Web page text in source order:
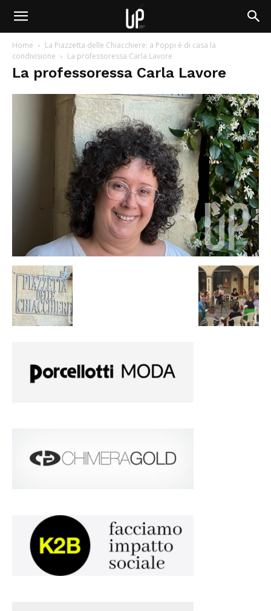
Home
La Piazzetta delle Chiacchiere: a Poppi è di casa la
condivisione
La professoressa Carla Lavore
La professoressa Carla Lavore